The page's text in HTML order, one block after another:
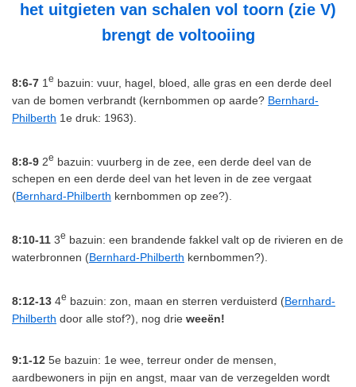
het uitgieten van schalen vol toorn (zie V)
brengt de voltooiing
8:6-7 1 e bazuin: vuur, hagel, bloed, alle gras en een derde deel
van de bomen verbrandt (kernbommen op aarde? Bernhard-
Philberth 1e druk: 1963).
8:8-9 2e bazuin: vuurberg in de zee, een derde deel van de
schepen en een derde deel van het leven in de zee vergaat
(Bernhard-Philberth kernbommen op zee?).
8:10-11 3e bazuin: een brandende fakkel valt op de rivieren en de
waterbronnen (Bernhard-Philberth kernbommen?).
8:12-13 4e bazuin: zon, maan en sterren verduisterd (Bernhard-
Philberth door alle stof?), nog drie weeën!
9:1-12 5e bazuin: 1e wee, terreur onder de mensen,
aardbewoners in pijn en angst, maar van de verzegelden wordt